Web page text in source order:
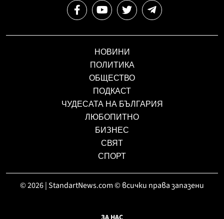
НОВИНИ
ПОЛИТИКА
ОБЩЕСТВО
ПОДКАСТ
ЧУДЕСАТА НА БЪЛГАРИЯ
ЛЮБОПИТНО
БИЗНЕС
СВЯТ
СПОРТ
© 2026 | StandartNews.com © всички права запазени